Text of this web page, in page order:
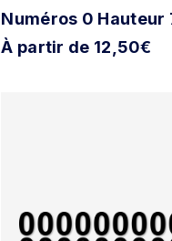
Numéros 0 Hauteur
À partir de 12,50€